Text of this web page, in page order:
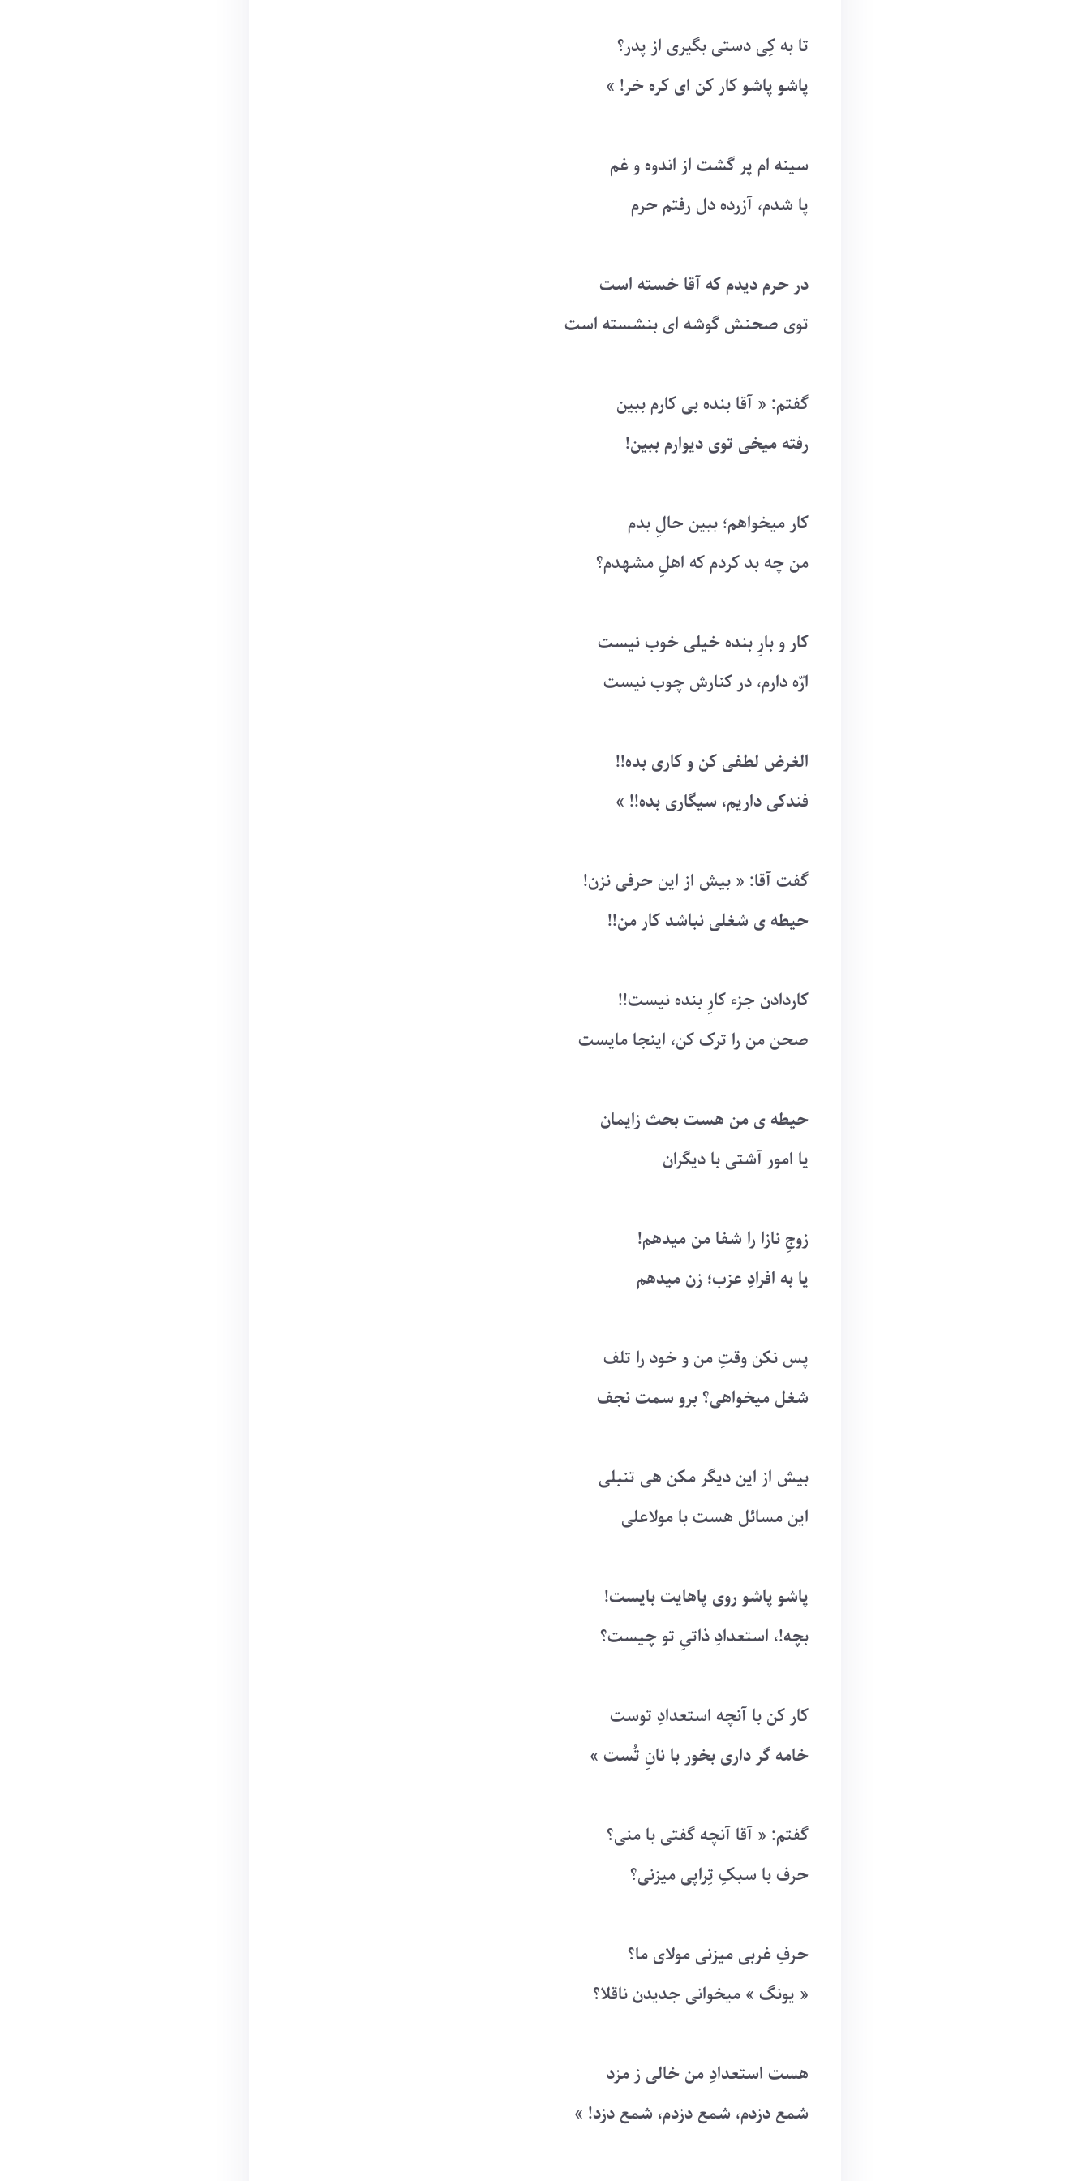
تا به کِی دستی بگیری از پدر؟
پاشو پاشو کار کن ای کره خر! »
سینه ام پر گشت از اندوه و غم
پا شدم، آزرده دل رفتم حرم
در حرم دیدم که آقا خسته است
توی صحنش گوشه ای بنشسته است
گفتم: « آقا بنده بی کارم ببین
رفته میخی توی دیوارم ببین!
کار میخواهم؛ ببین حالِ بدم
من چه بد کردم که اهلِ مشهدم؟
کار و بارِ بنده خیلی خوب نیست
ارّه دارم، در کنارش چوب نیست
الغرض لطفی کن و کاری بده!!
فندکی داریم، سیگاری بده!! »
گفت آقا: « بیش از این حرفی نزن!
حیطه ی شغلی نباشد کار من!!
کاردادن جزء کارِ بنده نیست!!
صحن من را ترک کن، اینجا مایست
حیطه ی من هست بحث زایمان
یا امور آشتی با دیگران
زوجِ نازا را شفا من میدهم!
یا به افرادِ عزب؛ زن میدهم
پس نکن وقتِ من و خود را تلف
شغل میخواهی؟ برو سمت نجف
بیش از این دیگر مکن هی تنبلی
این مسائل هست با مولاعلی
پاشو پاشو روی پاهایت بایست!
بچه!، استعدادِ ذاتیِ تو چیست؟
کار کن با آنچه استعدادِ توست
خامه گر داری بخور با نانِ تُست »
گفتم: « آقا آنچه گفتی با منی؟
حرف با سبکِ تِراپی میزنی؟
حرفِ غربی میزنی مولای ما؟
« یونگ » میخوانی جدیدن ناقلا؟
هست استعدادِ من خالی ز مزد
شمع دزدم، شمع دزدم، شمع دزد! »